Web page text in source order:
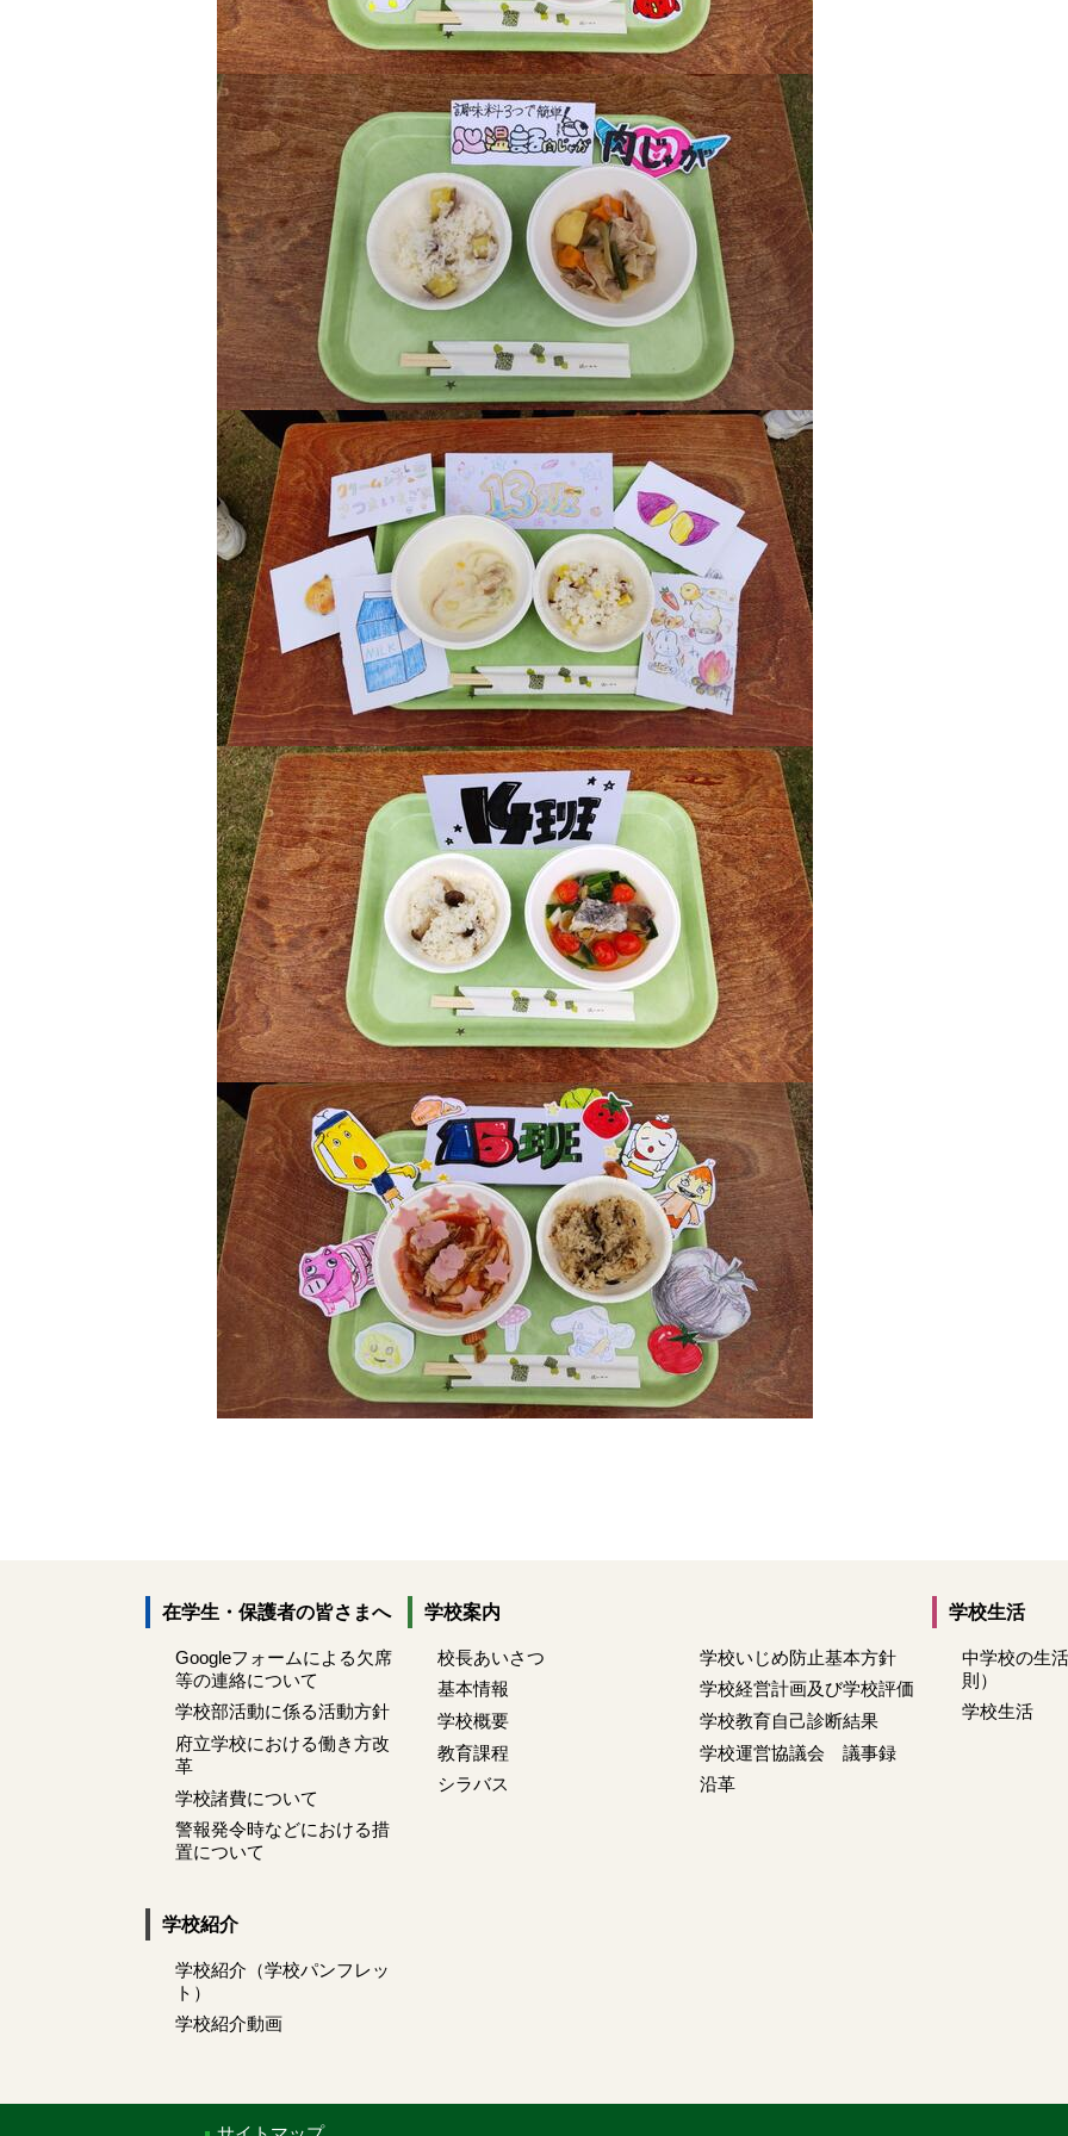
在学生・保護者の皆さまへ
Googleフォームによる欠席
等の連絡について
学校部活動に係る活動方針
府立学校における働き方改
革
学校諸費について
警報発令時などにおける措
置について
学校案内
校長あいさつ
基本情報
学校概要
教育課程
シラバス
学校いじめ防止基本方針
学校経営計画及び学校評価
学校教育自己診断結果
学校運営協議会 議事録
沿革
学校生活
中学校の生
則）
学校生活
学校紹介
学校紹介（学校パンフレッ
ト）
学校紹介動画